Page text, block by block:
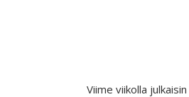
Viime viikolla julkaisin